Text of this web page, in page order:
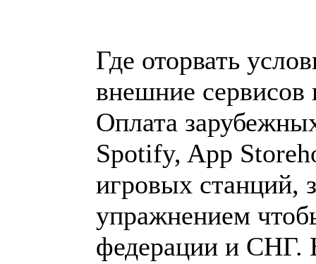
Где оторвать
внешние сервисов
Оплата
Spotify, App
игровых станций,
упражнением
федерации и СНГ.